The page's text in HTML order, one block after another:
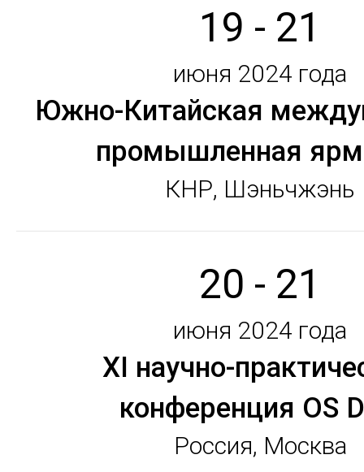
19 - 21
июня 2024 года
Южно-Китайская
промышленная
КНР, Шэньчжэнь
20 - 21
июня 2024 года
XI научно-
конференция OS
Россия, Москва